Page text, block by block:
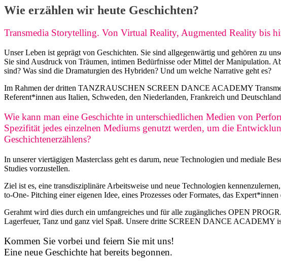
Wie erzählen wir heute Geschichten?
Transmedia Storytelling. Von Virtual Reality, Augmented Reality bis
Unser Leben ist geprägt von Geschichten. Sie sind allgegenwärtig und gehören zu
Sie sind Ausdruck von Träumen, intimen Bedürfnisse oder Mittel der Manipulation.
sind? Was sind die Dramaturgien des Hybriden? Und um welche Narrative geht es?
Im Rahmen der dritten TANZRAUSCHEN SCREEN DANCE ACADEMY
Referent*innen aus Italien, Schweden, den Niederlanden, Frankreich und
Wie kann man eine Geschichte in unterschiedlichen Medien von
Spezifität jedes einzelnen Mediums genutzt werden, um die
Geschichtenerzählens?
In unserer viertägigen Masterclass geht es darum, neue Technologien und mediale
Studies vorzustellen.
Ziel ist es, eine transdisziplinäre Arbeitsweise und neue Technologien
to-One- Pitching einer eigenen Idee, eines Prozesses oder Formates, das
Gerahmt wird dies durch ein umfangreiches und für alle zugängliches OPEN
Lagerfeuer, Tanz und ganz viel Spaß. Unsere dritte SCREEN DANCE ACADEMY
Kommen Sie vorbei und feiern Sie mit uns!
Eine neue Geschichte hat bereits begonnen.